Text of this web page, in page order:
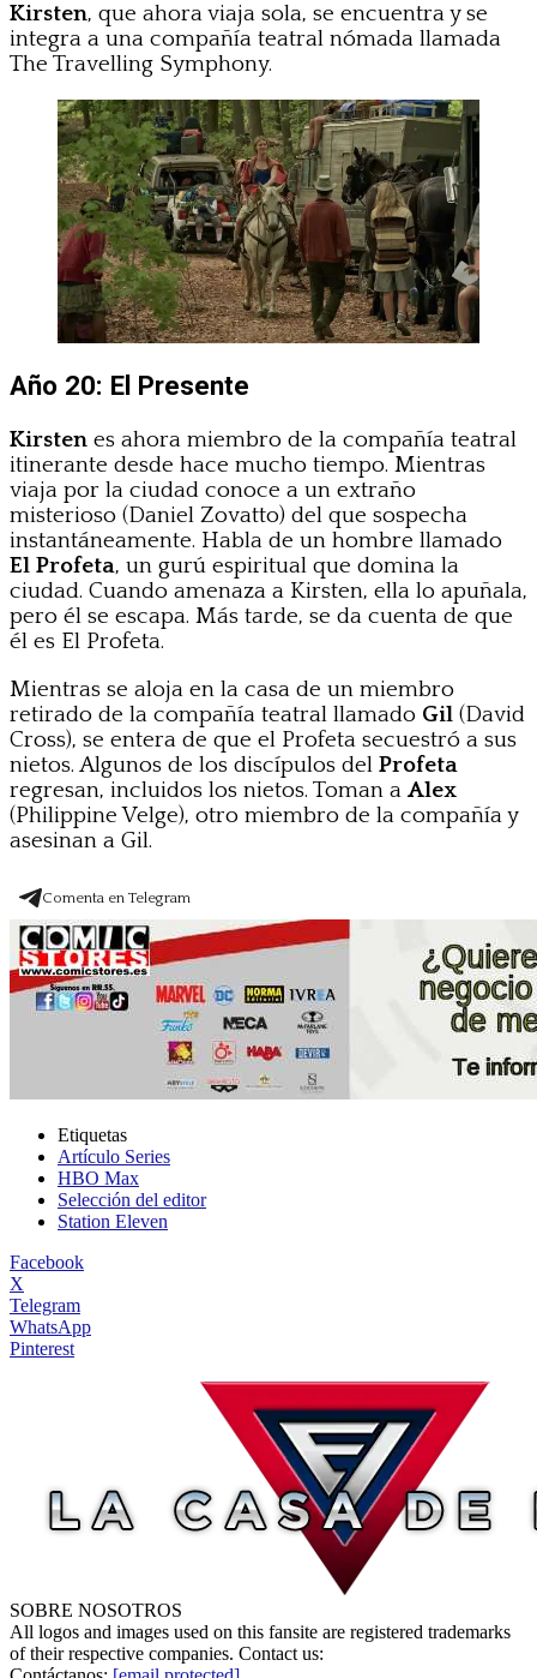
Kirsten, que ahora viaja sola, se encuentra y se
integra a una compañía teatral nómada llamada
The Travelling Symphony.
Año 20: El Presente
Kirsten es ahora miembro de la compañía teatral
itinerante desde hace mucho tiempo. Mientras
viaja por la ciudad conoce a un extraño
misterioso (Daniel Zovatto) del que sospecha
instantáneamente. Habla de un hombre llamado
El Profeta, un gurú espiritual que domina la
ciudad. Cuando amenaza a Kirsten, ella lo apuñala,
pero él se escapa. Más tarde, se da cuenta de que
él es El Profeta.
Mientras se aloja en la casa de un miembro
retirado de la compañía teatral llamado Gil (David
Cross), se entera de que el Profeta secuestró a sus
nietos. Algunos de los discípulos del Profeta
regresan, incluidos los nietos. Toman a Alex
(Philippine Velge), otro miembro de la compañía y
asesinan a Gil.
Comenta en Telegram
Etiquetas
Artículo Series
HBO Max
Selección del editor
Station Eleven
Facebook
X
Telegram
WhatsApp
Pinterest
SOBRE NOSOTROS
All logos and images used on this fansite are registered trademarks
of their respective companies. Contact us: